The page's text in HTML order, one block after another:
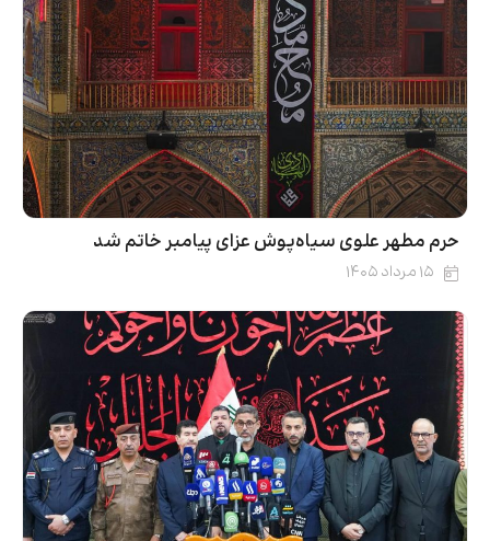
حرم مطهر علوی سیاه‌پوش عزای پیامبر خاتم شد
۱۵ مرداد ۱۴۰۵